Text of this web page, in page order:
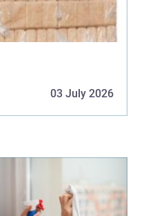
03 July 2026